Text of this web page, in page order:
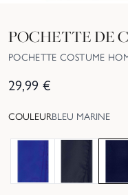
POCHETTE DE
POCHETTE COSTUME
29,99 €
COULEURBLEU MARINE